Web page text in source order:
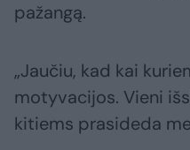
pažangą.
„Jaučiu, kad kai
motyvacijos. Vieni
kitiems prasideda